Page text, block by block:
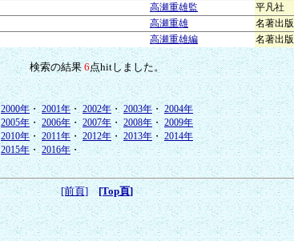
高瀬重雄監 平凡社
高瀬重雄 名著出版
高瀬重雄編 名著出版
検索の結果6点hitしました。
2000年・2001年・2002年・2003年・2004年
2005年・2006年・2007年・2008年・2009年
2010年・2011年・2012年・2013年・2014年
2015年・2016年・
[前頁]
[Top頁]